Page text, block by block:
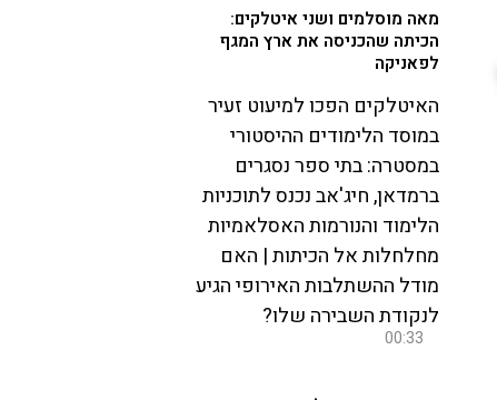
מאה מוסלמים ושני איטלקים:
הכיתה שהכניסה את ארץ המגף
לפאניקה
האיטלקים הפכו למיעוט זעיר
במוסד הלימודים ההיסטורי
במסטרה: בתי ספר נסגרים
ברמדאן, חיג'אב נכנס לתוכניות
הלימוד והנורמות האסלאמיות
מחלחלות אל הכיתות | האם
מודל ההשתלבות האירופי הגיע
לנקודת השבירה שלו?
00:33